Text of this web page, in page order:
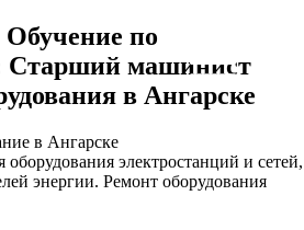
по
Старший машинист
в Ангарске
в Ангарске
электростанций и сетей,
энергии. Ремонт оборудования